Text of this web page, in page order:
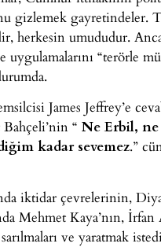
gizlemek gayretindeler.
herkesin umududur.
“terörle
James Jeffrey’e
“ Ne Erbil,
kadar sevemez.”
iktidar çevrelerinin,
Mehmet Kaya’nın,
ve yaratmak